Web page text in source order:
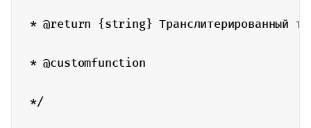
* @return {string} Транслитерированный
* @customfunction
*/